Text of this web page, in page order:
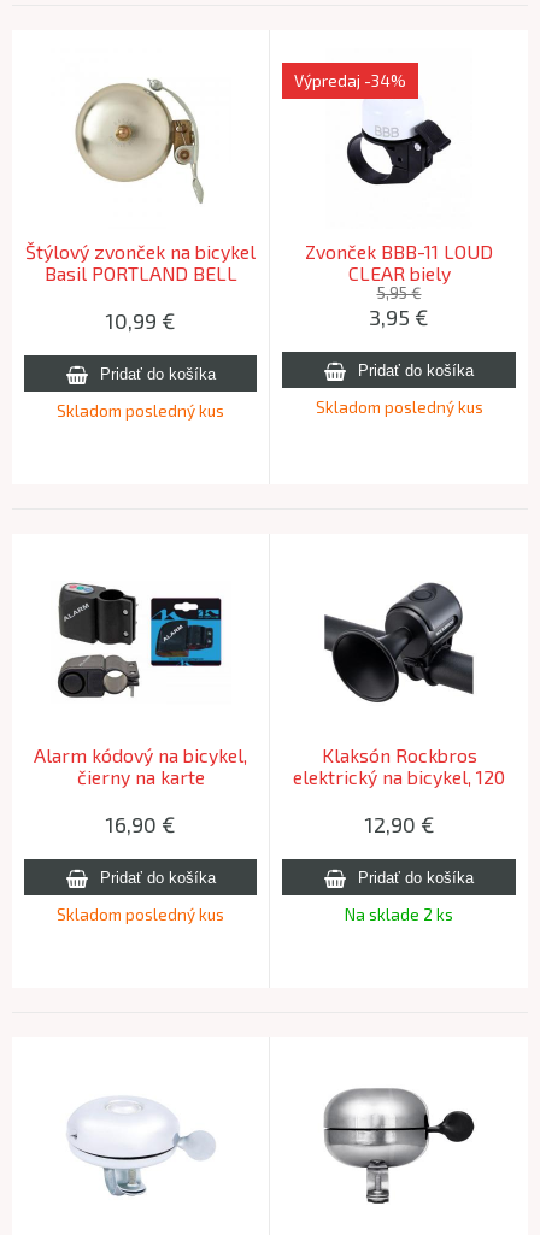
Štýlový zvonček na bicykel
Basil PORTLAND BELL
10,99 €
Skladom posledný kus
Zvonček BBB-11 LOUD
CLEAR biely
Výpredaj -34%
5,95 €
3,95 €
Skladom posledný kus
Alarm kódový na bicykel,
čierny na karte
16,90 €
Skladom posledný kus
Klaksón Rockbros
elektrický na bicykel, 120
12,90 €
Na sklade 2 ks